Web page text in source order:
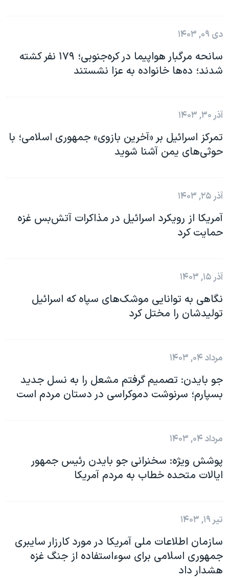
دی ۰۹, ۱۴۰۳
سانحه مرگبار هواپیما در کره‌جنوبی؛ ۱۷۹ نفر کشته
شدند؛ ده‌ها خانواده به عزا نشستند
آذر ۳۰, ۱۴۰۳
تمرکز اسرائیل بر «آخرین بازوی» جمهوری اسلامی؛ با
حوثی‌های یمن آشنا شوید
آذر ۲۵, ۱۴۰۳
آمریکا از رویکرد اسرائیل در مذاکرات آتش‌بس غزه
حمایت کرد
آذر ۱۵, ۱۴۰۳
نگاهی به توانایی موشک‌های سپاه که اسرائیل
تولیدشان را مختل کرد
مرداد ۰۴, ۱۴۰۳
جو بایدن: تصمیم گرفتم مشعل را به نسل جدید
بسپارم؛ سرنوشت دموکراسی در دستان مردم است
مرداد ۰۴, ۱۴۰۳
پوشش ویژه: سخنرانی جو بایدن رئیس جمهور
ایالات متحده خطاب به مردم آمریکا
تیر ۱۹, ۱۴۰۳
سازمان اطلاعات ملی آمریکا در مورد کارزار سایبری
جمهوری اسلامی برای سوءاستفاده از جنگ غزه
هشدار داد